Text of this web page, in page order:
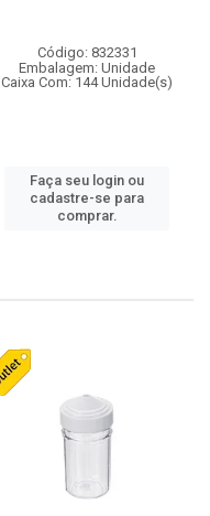
Código: 832331
Embalagem: Unidade
Caixa Com: 144 Unidade(s)
Faça seu login ou
cadastre-se para
comprar.